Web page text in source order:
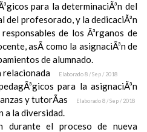
para la determinaciÃ³n del
del profesorado, y la dedicaciÃ³n
de los Ã³rganos de
asÃ­ como la asignaciÃ³n de
de alumnado.
relacionada
Elaborado 8 / Sep / 2018
para la asignaciÃ³n
y tutorÃ­as
Elaborado 8 / Sep / 2018
a la diversidad.
durante el proceso de nueva